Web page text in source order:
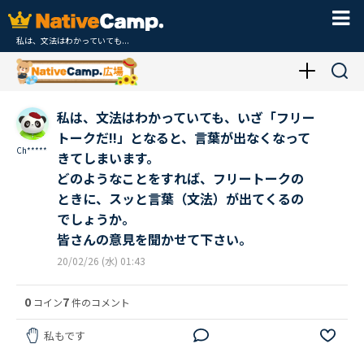
私は、文法はわかっていても...
Ch*****
私は、文法はわかっていても、いざ「フリー
トークだ!!」となると、言葉が出なくなって
きてしまいます。
どのようなことをすれば、フリートークの
ときに、スッと言葉（文法）が出てくるの
でしょうか。
皆さんの意見を聞かせて下さい。
20/02/26 (水) 01:43
0 コイン7件のコメント
私もです